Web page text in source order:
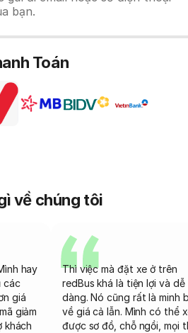
bạn.
Toán
về chúng tôi
hay
các
giá
giảm
khách
Thì việc mà đặt xe ở trên
redBus khá là tiện lợi và dễ
dàng. Nó cũng rất là minh
về giá cả lẫn. Mình có thể
được sơ đồ, chỗ ngồi, mọi